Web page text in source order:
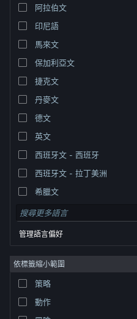
檢視電腦版網頁
權人在美國與其它國家（地區）之財產。
Cookie
阿拉伯文
印尼語
馬來文
保加利亞文
捷克文
丹麥文
德文
英文
西班牙文 - 西班牙
西班牙文 - 拉丁美洲
希臘文
管理語言偏好
依標籤縮小範圍
策略
動作